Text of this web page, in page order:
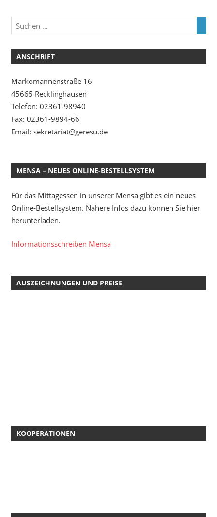
ANSCHRIFT
Markomannenstraße 16
45665 Recklinghausen
Telefon: 02361-98940
Fax: 02361-9894-66
Email: sekretariat@geresu.de
MENSA – NEUES ONLINE-BESTELLSYSTEM
Für das Mittagessen in unserer Mensa gibt es ein neues
Online-Bestellsystem. Nähere Infos dazu können Sie hier
herunterladen.
Informationsschreiben Mensa
AUSZEICHNUNGEN UND PREISE
KOOPERATIONEN